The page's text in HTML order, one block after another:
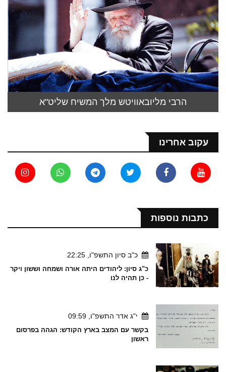
הרבי מליובאוויטש מלך המשיח שליט"א
עקוב אחרינו
כתבות נוספות
כ"ב סיון התשפ"ו, 22:25
כ"ג סיון: ליהודים היתה אורה ושמחה וששון ויקר
- כן תהיה לנו
י"ג אדר התשפ"ו, 09:59
בקשר עם המצב בארץ הקודש: הגהה בפרסום
ראשון